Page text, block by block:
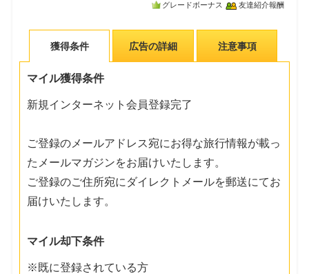
グレードボーナス 友達紹介報酬
獲得条件 広告の詳細 注意事項
マイル獲得条件
新規インターネット会員登録完了
ご登録のメールアドレス宛にお得な旅行情報が載っ
たメールマガジンをお届けいたします。
ご登録のご住所宛にダイレクトメールを郵送にてお
届けいたします。
マイル却下条件
※既に登録されている方